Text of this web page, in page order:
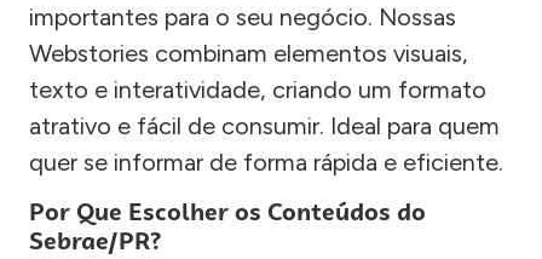
importantes para o seu negócio. Nossas
Webstories combinam elementos visuais,
texto e interatividade, criando um formato
atrativo e fácil de consumir. Ideal para quem
quer se informar de forma rápida e eficiente.
Por Que Escolher os Conteúdos do
Sebrae/PR?